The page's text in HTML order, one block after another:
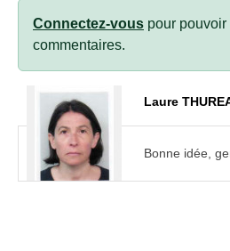
Connectez-vous pour
commentaires.
Laure
Bonne idée,